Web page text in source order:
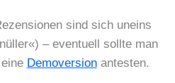
sind sich uneins
– even­tu­ell soll­te man
Demo­ver­si­onantes­ten.